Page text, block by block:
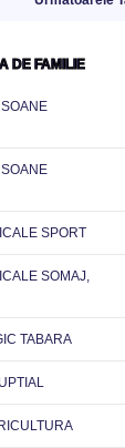
DE FAMILIE
SPORT
SOMAJ,
TABARA